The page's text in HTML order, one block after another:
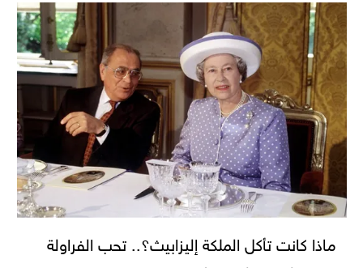
ماذا كانت تأكل الملكة إليزابيث؟.. تحب الفراولة